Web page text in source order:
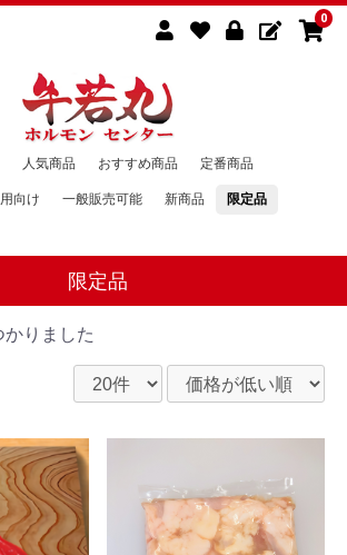
0
人気商品 おすすめ商品 定番商品
向け 一般販売可能 新商品 限定品
限定品
りました